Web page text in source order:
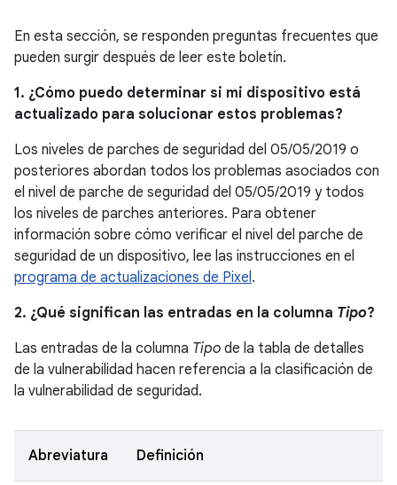
En esta sección, se responden preguntas frecuentes que
pueden surgir después de leer este boletín.
1. ¿Cómo puedo determinar si mi dispositivo está
actualizado para solucionar estos problemas?
Los niveles de parches de seguridad del 05/05/2019 o
posteriores abordan todos los problemas asociados con
el nivel de parche de seguridad del 05/05/2019 y todos
los niveles de parches anteriores. Para obtener
información sobre cómo verificar el nivel del parche de
seguridad de un dispositivo, lee las instrucciones en el
programa de actualizaciones de Pixel.
2. ¿Qué significan las entradas en la columna Tipo?
Las entradas de la columna Tipo de la tabla de detalles
de la vulnerabilidad hacen referencia a la clasificación de
la vulnerabilidad de seguridad.
Abreviatura Definición